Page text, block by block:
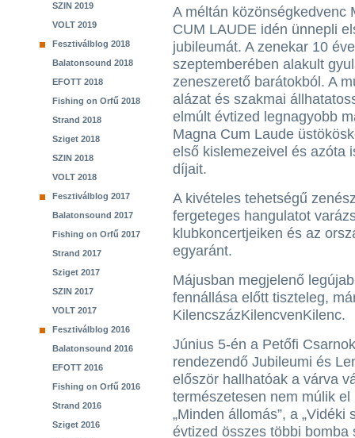
SZIN 2019
VOLT 2019
Fesztiválblog 2018
Balatonsound 2018
EFOTT 2018
Fishing on Orfű 2018
Strand 2018
Sziget 2018
SZIN 2018
VOLT 2018
Fesztiválblog 2017
Balatonsound 2017
Fishing on Orfű 2017
Strand 2017
Sziget 2017
SZIN 2017
VOLT 2017
Fesztiválblog 2016
Balatonsound 2016
EFOTT 2016
Fishing on Orfű 2016
Strand 2016
Sziget 2016
A méltán közönségkedvenc
CUM LAUDE idén ünnepli
jubileumát. A zenekar 10
szeptemberében alakult
zeneszerető barátokból. A
alázat és szakmai
elmúlt évtized legnagyobb
Magna Cum Laude
első kislemezeivel és azóta
díjait.
A kivételes tehetségű
fergeteges hangulatot
klubkoncertjeiken és az
egyaránt.
Májusban megjelenő
fennállása előtt tiszteleg,
KilencszázKilencvenKilenc.
Június 5-én a Petőfi
rendezendő Jubileumi és
először hallhatóak a várva
természetesen nem múlik el
„Minden állomás”, a „Vidéki
évtized összes többi bomba